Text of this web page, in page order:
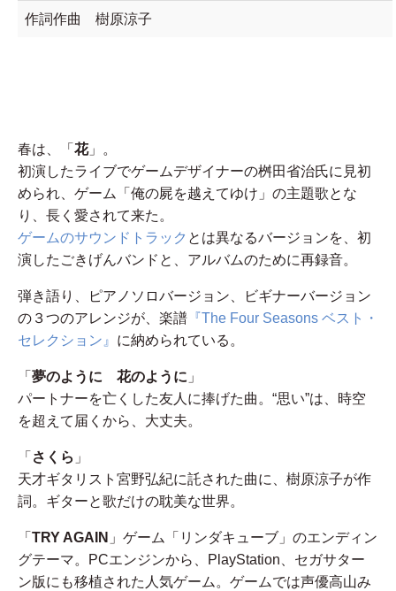
作詞作曲 樹原涼子
春は、「 花」。
初演したライブでゲームデザイナーの桝田省治氏に見初
められ、ゲーム「俺の屍を越えてゆけ」の主題歌とな
り、長く愛されて来た。
ゲームのサウンドトラック とは異なるバージョンを、初
演したごきげんバンドと、アルバムのために再録音。
弾き語り、ピアノソロバージョン、ビギナーバージョン
の３つのアレンジが、楽譜 『The Four Seasons ベスト・
セレクション』 に納められている。
「 夢のように 花のように 」
パートナーを亡くした友人に捧げた曲。“思い”は、時空
を超えて届くから、大丈夫。
「 さくら 」
天才ギタリスト宮野弘紀に託された曲に、樹原涼子が作
詞。ギターと歌だけの耽美な世界。
「 TRY AGAIN 」ゲーム「リンダキューブ」のエンディン
グテーマ。PCエンジンから、PlayStation、セガサター
ン版にも移植された人気ゲーム。ゲームでは声優高山み